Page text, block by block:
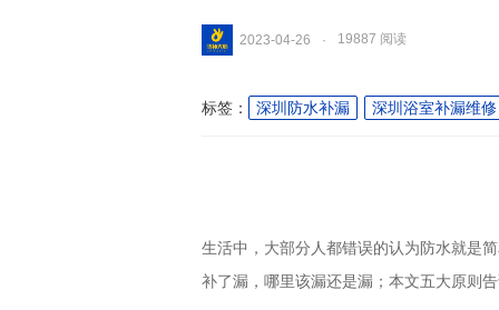
2023-04-26 · 19887 阅读
标签： 深圳防水补漏 深圳浴室补漏维修
生活中，大部分人都错误的认为防水就是
补了漏，哪里该漏还是漏；本文五大原则